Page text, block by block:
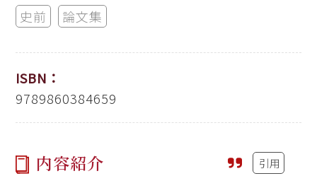
史前
論文集
ISBN：
9789860384659
内容紹介 引用